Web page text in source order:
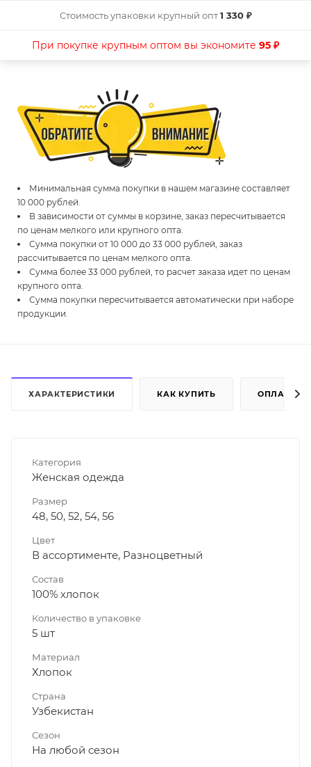
Стоимость упаковки крупный опт1 330 ₽
При покупке крупным оптом вы экономите 95 ₽
Минимальная сумма покупки в нашем магазине составляет
10 000 рублей.
В зависимости от суммы в корзине, заказ пересчитывается
по ценам мелкого или крупного опта.
Сумма покупки от 10 000 до 33 000 рублей, заказ
рассчитывается по ценам мелкого опта.
Сумма более 33 000 рублей, то расчет заказа идет по ценам
крупного опта.
Сумма покупки пересчитывается автоматически при наборе
продукции.
ХАРАКТЕРИСТИКИ КАК КУПИТЬ ОПЛАТА
Категория
Женская одежда
Размер
48, 50, 52, 54, 56
Цвет
В ассортименте, Разноцветный
Состав
100% хлопок
Количество в упаковке
5 шт
Материал
Хлопок
Страна
Узбекистан
Сезон
На любой сезон